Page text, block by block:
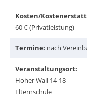
Kosten/
60 € (Privatleistung)
Termine: nach
Veranstaltungsort:
Hoher Wall 14-18
Elternschule